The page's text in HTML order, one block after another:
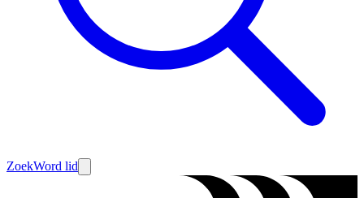
ZoekWord lid